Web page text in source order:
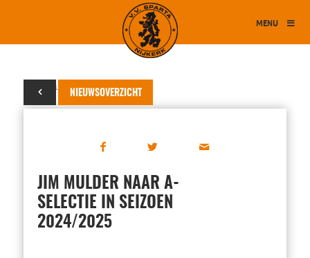
MENU
NIEUWSOVERZICHT
15 februari 2024
JIM MULDER NAAR A-
SELECTIE IN SEIZOEN
2024/2025